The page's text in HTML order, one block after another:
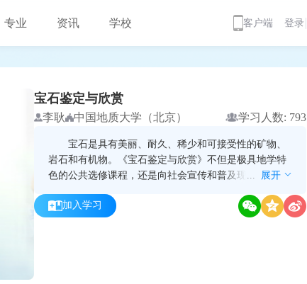
专业 资讯 学校 客户端 登录
宝石鉴定与欣赏
李耿 中国地质大学（北京） 学习人数: 793
宝石是具有美丽、耐久、稀少和可接受性的矿物、
岩石和有机物。《宝石鉴定与欣赏》不但是极具地学特
色的公共选修课程，还是向社会宣传和普及现代地学知
的肉眼观察鉴定宝石的方法，即依据宝石的光学、力学
... 展开
加入学习